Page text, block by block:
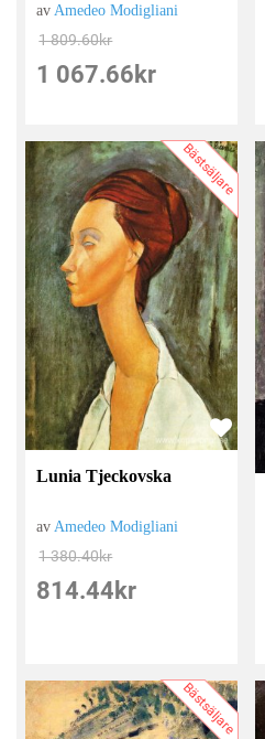
avAmedeo Modigliani
1 809.60kr
1 067.66 kr
Bästsäljare
Lunia Tjeckovska
av Amedeo Modigliani
1 380.40kr
814.44 kr
Bästsäljare